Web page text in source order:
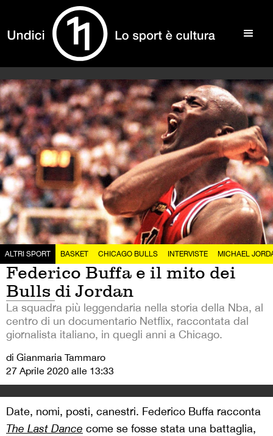
ALTRI SPORT BASKET CHICAGO BULLS INTERVISTE MICHAEL
Federico Buffa e il mito dei
Bulls di Jordan
La squadra più leggendaria nella storia della Nba, al
centro di un documentario Netflix, raccontata dal
giornalista italiano, in quegli anni a Chicago.
di Gianmaria Tammaro
27 Aprile 2020 alle 13:33
Date, nomi, posti, canestri. Federico Buffa racconta
The Last Dance come se fosse stata una battaglia,